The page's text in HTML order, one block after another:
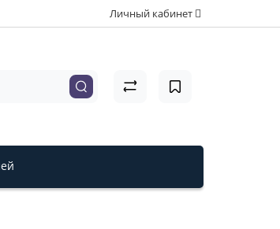
Личный кабинет